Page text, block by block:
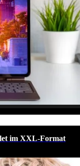
im XXL-Format